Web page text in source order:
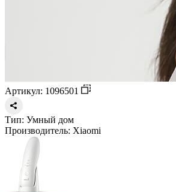
Артикул: 1096501
Тип: Умный дом
Производитель: Xiaomi